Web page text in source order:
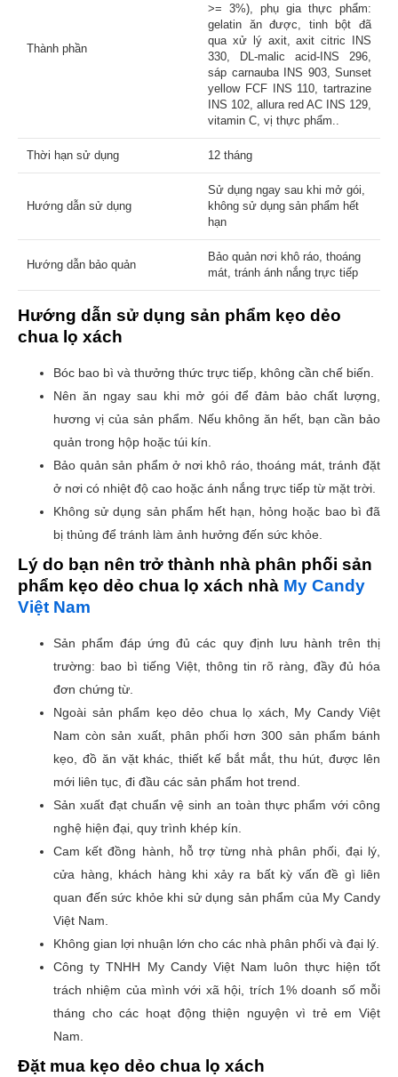
Thành phần
>= 3%), phụ gia thực phẩm:
gelatin ăn được, tinh bột đã
qua xử lý axit, axit citric INS
330, DL-malic acid-INS 296,
sáp carnauba INS 903, Sunset
yellow FCF INS 110, tartrazine
INS 102, allura red AC INS 129,
vitamin C, vị thực phẩm..
Thời hạn sử dụng 12 tháng
Hướng dẫn sử dụng
Sử dụng ngay sau khi mở gói,
không sử dụng sản phẩm hết
hạn
Hướng dẫn bảo quản
Bảo quản nơi khô ráo, thoáng
mát, tránh ánh nắng trực tiếp
Hướng dẫn sử dụng sản phẩm kẹo dẻo
chua lọ xách
Bóc bao bì và thưởng thức trực tiếp, không cần chế biến.
Nên ăn ngay sau khi mở gói để đảm bảo chất lượng,
hương vị của sản phẩm. Nếu không ăn hết, bạn cần bảo
quản trong hộp hoặc túi kín.
Bảo quản sản phẩm ở nơi khô ráo, thoáng mát, tránh đặt
ở nơi có nhiệt độ cao hoặc ánh nắng trực tiếp từ mặt trời.
Không sử dụng sản phẩm hết hạn, hỏng hoặc bao bì đã
bị thủng để tránh làm ảnh hưởng đến sức khỏe.
Lý do bạn nên trở thành nhà phân phối sản
phẩm kẹo dẻo chua lọ xách nhà My Candy
Việt Nam
Sản phẩm đáp ứng đủ các quy định lưu hành trên thị
trường: bao bì tiếng Việt, thông tin rõ ràng, đầy đủ hóa
đơn chứng từ.
Ngoài sản phẩm kẹo dẻo chua lọ xách, My Candy Việt
Nam còn sản xuất, phân phối hơn 300 sản phẩm bánh
kẹo, đồ ăn vặt khác, thiết kế bắt mắt, thu hút, được lên
mới liên tục, đi đầu các sản phẩm hot trend.
Sản xuất đạt chuẩn vệ sinh an toàn thực phẩm với công
nghệ hiện đại, quy trình khép kín.
Cam kết đồng hành, hỗ trợ từng nhà phân phối, đại lý,
cửa hàng, khách hàng khi xảy ra bất kỳ vấn đề gì liên
quan đến sức khỏe khi sử dụng sản phẩm của My Candy
Việt Nam.
Không gian lợi nhuận lớn cho các nhà phân phối và đại lý.
Công ty TNHH My Candy Việt Nam luôn thực hiện tốt
trách nhiệm của mình với xã hội, trích 1% doanh số mỗi
tháng cho các hoạt động thiện nguyện vì trẻ em Việt
Nam.
Đặt mua kẹo dẻo chua lọ xách